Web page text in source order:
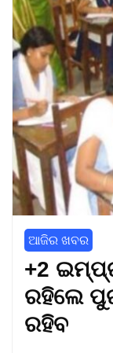
ଆଜିର ଖବର
+2
ରହିଲେ
ରହିବ